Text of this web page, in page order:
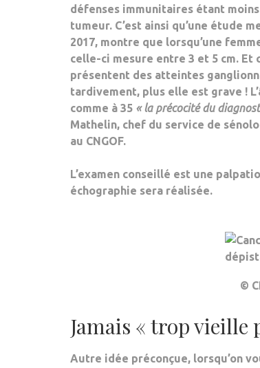
défenses immunitaires étant
tumeur. C’est ainsi qu’une étude
2017, montre que lorsqu’une
celle-ci mesure entre 3 et 5 cm. Et
présentent des atteintes
tardivement, plus elle est grave !
comme à 35 « la précocité du
Mathelin, chef du service de
au CNGOF.
L’examen conseillé est une
échographie sera réalisée.
©
Jamais « trop vieille
Autre idée préconçue, lorsqu’on